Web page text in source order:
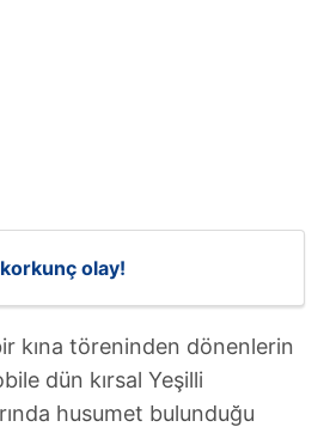
olay!
kına töreninden dönenlerin
dün kırsal Yeşilli
husumet bulunduğu